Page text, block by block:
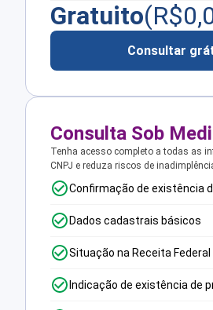
Gratuito(R$
Consultar
Consulta Sob
Tenha acesso completo a todas as
CNPJ e reduza riscos de
Confirmação de existência
Dados cadastrais básicos
Situação na Receita Federal
Indicação de existência de